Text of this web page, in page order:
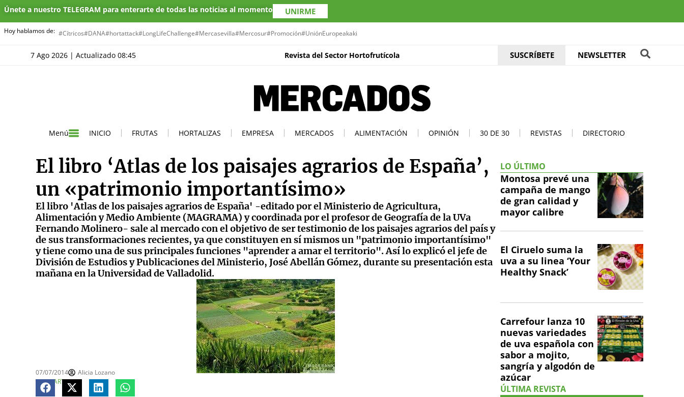
Únete a nuestro TELEGRAM para enterarte de todas las noticias al momento UNIRME
Hoy hablamos de: #Cítricos#DANA#hortattack#LongLifeChallenge#Mercasevilla#Mercosur#Promoción#UniónEuropeakaki
7 Ago 2026 | Actualizado 08:45 Revista del Sector Hortofrutícola SUSCRÍBETE NEWSLETTER
Menú INICIO FRUTAS HORTALIZAS EMPRESA MERCADOS ALIMENTACIÓN OPINIÓN 30 DE 30 REVISTAS DIRECTORIO
El libro ‘Atlas de los paisajes agrarios de España’,
un «patrimonio importantísimo»
El libro 'Atlas de los paisajes agrarios de España' -editado por el Ministerio de Agricultura,
Alimentación y Medio Ambiente (MAGRAMA) y coordinada por el profesor de Geografía de la UVa
Fernando Molinero- sale al mercado con el objetivo de ser testimonio de los paisajes agrarios del país y
de sus transformaciones recientes, ya que constituyen en sí mismos un "patrimonio importantísimo"
y tiene como una de sus principales funciones "aprender a amar el territorio". Así lo explicó el jefe de
División de Estudios y Publicaciones del Ministerio, José Abellán Gómez, durante su presentación esta
mañana en la Universidad de Valladolid.
07/07/2014
Alicia Lozano
COMPARTE
LO ÚLTIMO
Montosa prevé una
campaña de mango
de gran calidad y
mayor calibre
El Ciruelo suma la
uva a su linea ‘Your
Healthy Snack’
Carrefour lanza 10
nuevas variedades
de uva española con
sabor a mojito,
sangría y algodón de
azúcar
ÚLTIMA REVISTA